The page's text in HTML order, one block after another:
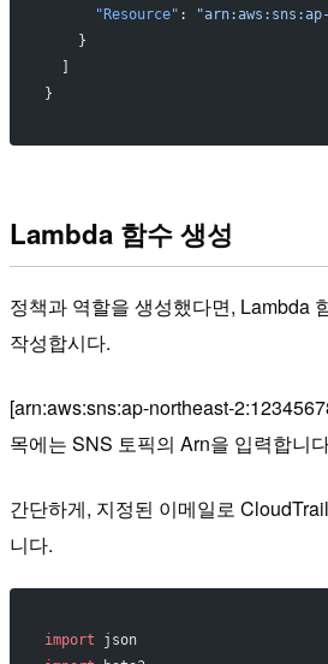
      "Resource"
:
    }
}
Lambda 함수 생성
정책과 역할을 생성했다면, Lambda
작성합시다.
[arn:aws:sns:ap-northeast-
목에는 SNS 토픽의 Arn을 입력합니
간단하게, 지정된 이메일로
니다.
import json